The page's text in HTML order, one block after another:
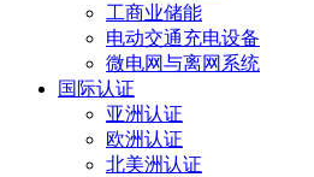
工商业储能
电动交通充电设备
微电网与离网系统
国际认证
亚洲认证
欧洲认证
北美洲认证